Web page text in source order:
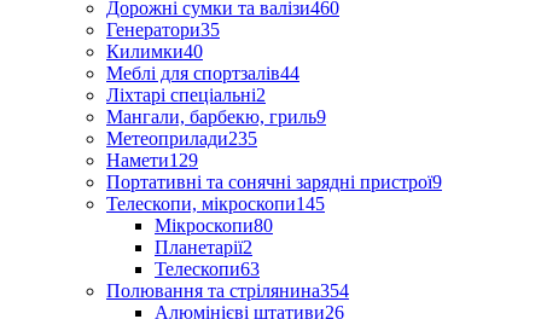
Дорожні сумки та валізи460
Генератори35
Килимки40
Меблі для спортзалів44
Ліхтарі спеціальні2
Мангали, барбекю, гриль9
Метеоприлади235
Намети129
Портативні та сонячні зарядні пристрої9
Телескопи, мікроскопи145
Мікроскопи80
Планетарії2
Телескопи63
Полювання та стрілянина354
Алюмінієві штативи26